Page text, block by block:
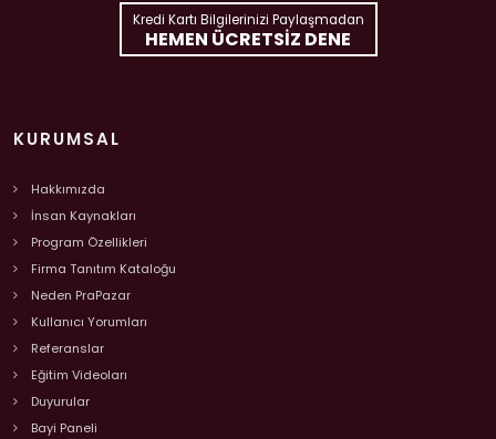
Kredi Kartı Bilgilerinizi Paylaşmadan
HEMEN ÜCRETSIZ DENE
KURUMSAL
Hakkımızda
İnsan Kaynakları
Program Özellikleri
Firma Tanıtım Kataloğu
Neden PraPazar
Kullanıcı Yorumları
Referanslar
Eğitim Videoları
Duyurular
Bayi Paneli